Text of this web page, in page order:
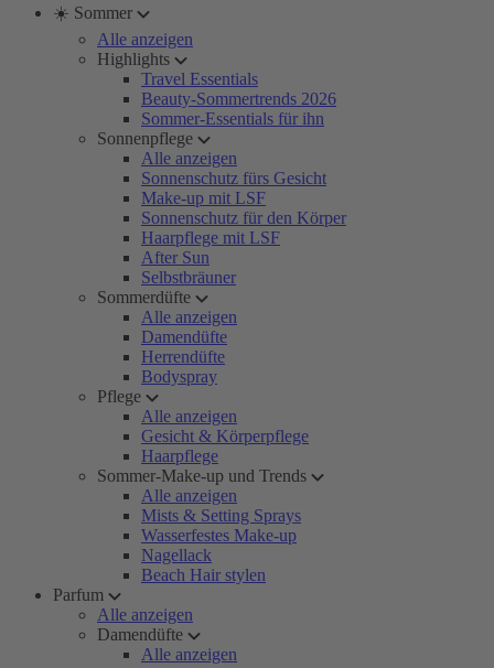
☀️ Sommer
Alle anzeigen
Highlights
Travel Essentials
Beauty-Sommertrends 2026
Sommer-Essentials für ihn
Sonnenpflege
Alle anzeigen
Sonnenschutz fürs Gesicht
Make-up mit LSF
Sonnenschutz für den Körper
Haarpflege mit LSF
After Sun
Selbstbräuner
Sommerdüfte
Alle anzeigen
Damendüfte
Herrendüfte
Bodyspray
Pflege
Alle anzeigen
Gesicht & Körperpflege
Haarpflege
Sommer-Make-up und Trends
Alle anzeigen
Mists & Setting Sprays
Wasserfestes Make-up
Nagellack
Beach Hair stylen
Parfum
Alle anzeigen
Damendüfte
Alle anzeigen